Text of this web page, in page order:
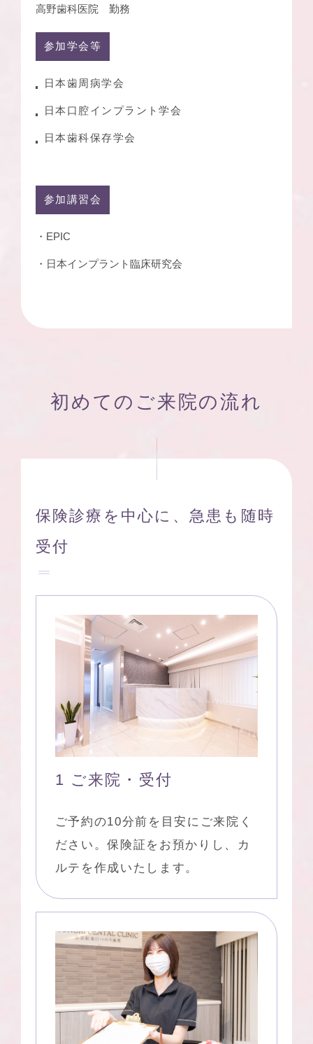
高野歯科医院 勤務
参加学会等
日本歯周病学会
日本口腔インプラント学会
日本歯科保存学会
参加講習会
・EPIC
・日本インプラント臨床研究会
初めてのご来院の流れ
保険診療を中心に、急患も随時
受付
1 ご来院・受付
ご予約の10分前を目安にご来院く
ださい。保険証をお預かりし、カ
ルテを作成いたします。